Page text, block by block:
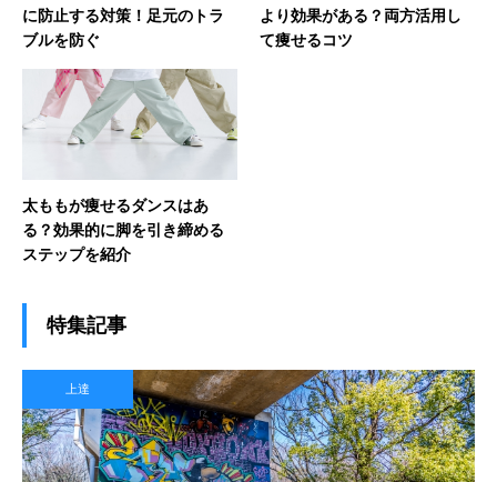
に防止する対策！足元のトラ
ブルを防ぐ
より効果がある？両方活用し
て痩せるコツ
太ももが痩せるダンスはあ
る？効果的に脚を引き締める
ステップを紹介
特集記事
上達